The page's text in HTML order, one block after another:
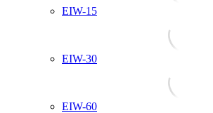
EIW-15
EIW-30
EIW-60